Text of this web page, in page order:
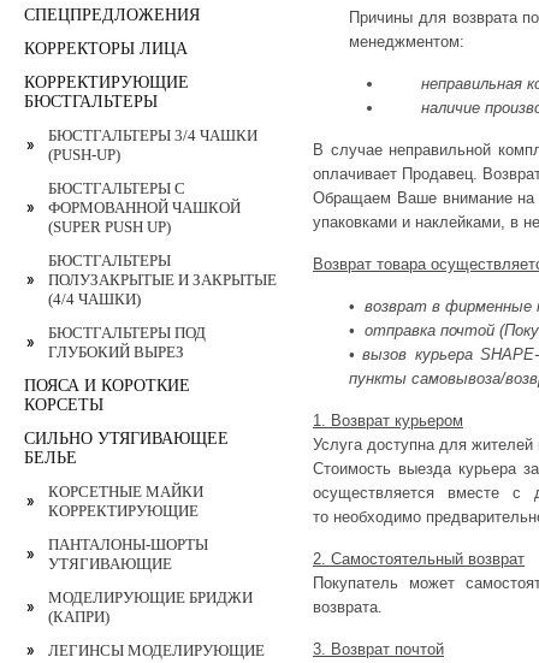
СПЕЦПРЕДЛОЖЕНИЯ
КОРРЕКТОРЫ ЛИЦА
КОРРЕКТИРУЮЩИЕ
БЮСТГАЛЬТЕРЫ
БЮСТГАЛЬТЕРЫ 3/4 ЧАШКИ
(PUSH-UP)
БЮСТГАЛЬТЕРЫ С
ФОРМОВАННОЙ ЧАШКОЙ
(SUPER PUSH UP)
БЮСТГАЛЬТЕРЫ
ПОЛУЗАКРЫТЫЕ И ЗАКРЫТЫЕ
(4/4 ЧАШКИ)
БЮСТГАЛЬТЕРЫ ПОД
ГЛУБОКИЙ ВЫРЕЗ
ПОЯСА И КОРОТКИЕ
КОРСЕТЫ
СИЛЬНО УТЯГИВАЮЩЕЕ
БЕЛЬЕ
КОРСЕТНЫЕ МАЙКИ
КОРРЕКТИРУЮЩИЕ
ПАНТАЛОНЫ-ШОРТЫ
УТЯГИВАЮЩИЕ
МОДЕЛИРУЮЩИЕ БРИДЖИ
(КАПРИ)
ЛЕГИНСЫ МОДЕЛИРУЮЩИЕ
Причины для возврата
менеджментом:
неправильная
наличие
В случае неправильной
оплачивает Продавец.
Обращаем Ваше внимание на
упаковками и наклейками, в
Возврат товара
• возврат в фирменные
• отправка почтой
• вызов курьера
пункты самовывоза/
1. Возврат курьером
Услуга доступна для
Стоимость выезда курьера
осуществляется вместе с
то необходимо
2. Самостоятельный возврат
Покупатель может
возврата.
3. Возврат почтой